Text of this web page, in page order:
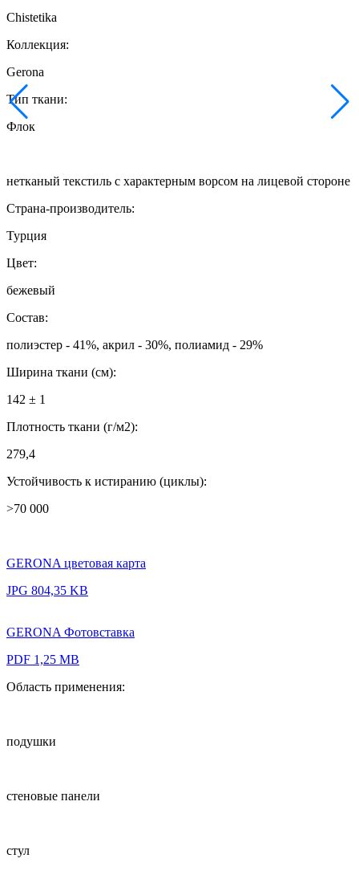
Chistetika
Коллекция:
Gerona
Тип ткани:
Флок
нетканый текстиль с характерным ворсом на лицевой стороне
Страна-производитель:
Турция
Цвет:
бежевый
Состав:
полиэстер - 41%, акрил - 30%, полиамид - 29%
Ширина ткани (см):
142 ± 1
Плотность ткани (г/м2):
279,4
Устойчивость к истиранию (циклы):
>70 000
GERONA цветовая карта
JPG 804,35 KB
GERONA Фотовставка
PDF 1,25 MB
Область применения:
подушки
стеновые панели
стул